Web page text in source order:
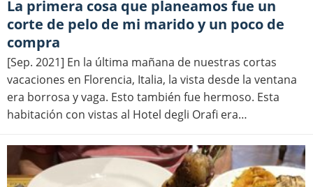
La primera cosa que planeamos fue un
corte de pelo de mi marido y un poco de
compra
[Sep. 2021] En la última mañana de nuestras cortas
vacaciones en Florencia, Italia, la vista desde la ventana
era borrosa y vaga. Esto también fue hermoso. Esta
habitación con vistas al Hotel degli Orafi era…